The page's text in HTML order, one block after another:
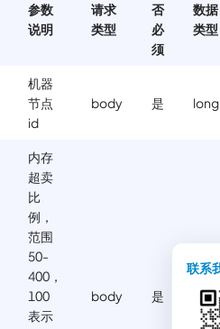
参数
说明
请求
类型
否
必
须
数据
类型
机器
节点
id
body 是 long
内存
超卖
比
例，
范围
50-
400，
100
表示
body 是 int
联系